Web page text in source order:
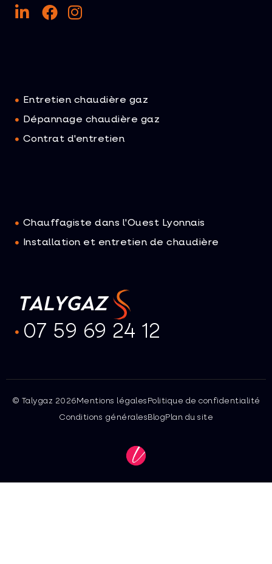
Entretien chaudière gaz
Dépannage chaudière gaz
Contrat d'entretien
Chauffagiste dans l'Ouest Lyonnais
Installation et entretien de chaudière
07 59 69 24 12
© Talygaz 2026 Mentions légales Politique de confidentialité
Conditions générales Blog Plan du site